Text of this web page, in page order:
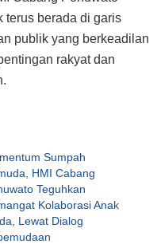
terus berada di garis
publik yang berkeadilan
rakyat dan
Sumpah
HMI Cabang
Teguhkan
Kolaborasi Anak
Lewat Dialog